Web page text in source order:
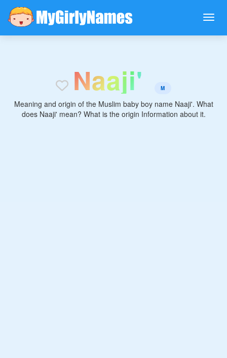
Naaji' M
Meaning and origin of the Muslim baby boy name Naaji'. What
does Naaji' mean? What is the origin Information about it.